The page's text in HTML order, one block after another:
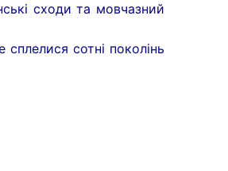
сходи та мовчазний
сотні поколінь